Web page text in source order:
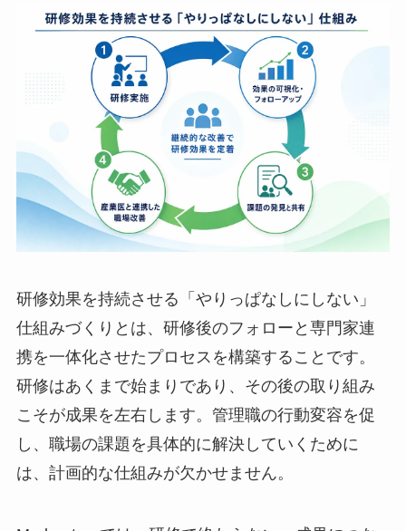
研修効果を持続させる「やりっぱなしにしない」
仕組みづくりとは、研修後のフォローと専門家連
携を一体化させたプロセスを構築することです。
研修はあくまで始まりであり、その後の取り組み
こそが成果を左右します。管理職の行動変容を促
し、職場の課題を具体的に解決していくために